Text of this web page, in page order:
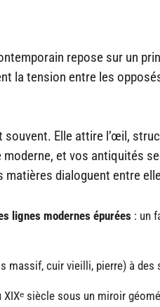
repose sur un
la tension entre les
Elle attire l’œil,
moderne, et vos antiquités
matières dialoguent entre
lignes modernes épurées : un
massif, cuir vieilli, pierre) à
XIXᵉ siècle sous un miroir